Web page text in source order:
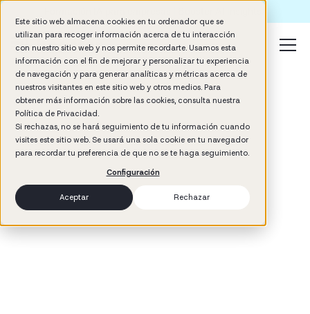
Este sitio web almacena cookies en tu ordenador que se
utilizan para recoger información acerca de tu interacción
con nuestro sitio web y nos permite recordarte. Usamos esta
información con el fin de mejorar y personalizar tu experiencia
de navegación y para generar analíticas y métricas acerca de
nuestros visitantes en este sitio web y otros medios. Para
obtener más información sobre las cookies, consulta nuestra
Política de Privacidad.
Si rechazas, no se hará seguimiento de tu información cuando
visites este sitio web. Se usará una sola cookie en tu navegador
para recordar tu preferencia de que no se te haga seguimiento.
Configuración
Aceptar Rechazar
min read